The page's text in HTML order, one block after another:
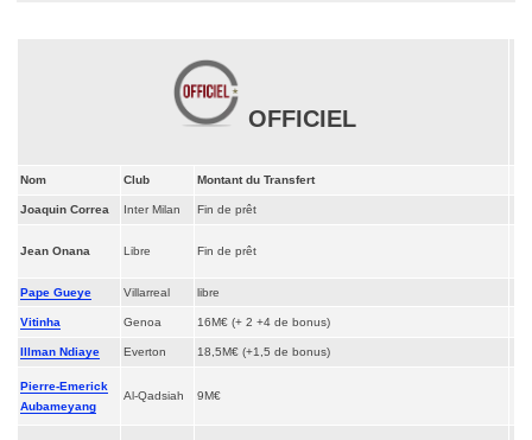
OFFICIEL
Nom Club Montant du Transfert
Joaquin Correa Inter Milan Fin de prêt
Jean Onana Libre Fin de prêt
Pape Gueye Villarreal libre
Vitinha Genoa 16M€ (+ 2 +4 de bonus)
Illman Ndiaye Everton 18,5M€ (+1,5 de bonus)
Pierre-Emerick
Aubameyang
Al-Qadsiah 9M€